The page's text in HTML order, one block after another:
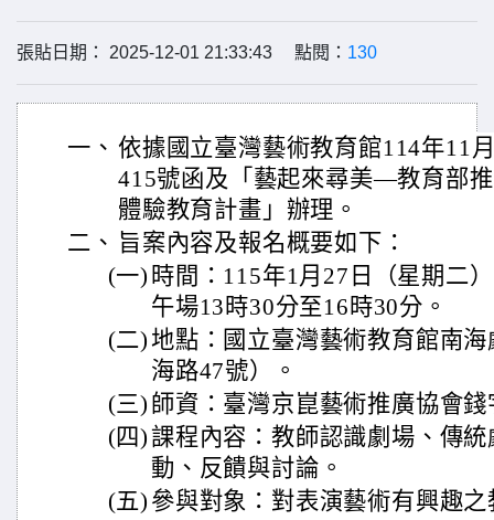
張貼日期： 2025-12-01 21:33:43 點閱： 130
一、 依據國立臺灣藝術教育館114年11
415號函及「藝起來尋美―教育部
體驗教育計畫」辦理。
二、 旨案內容及報名概要如下：
(一) 時間：115年1月27日（星期二
午場13時30分至16時30分。
(二)地點：國立臺灣藝術教育館南
海路47號）。
(三) 師資：臺灣京崑藝術推廣協會
(四)課程內容：教師認識劇場、傳
動、反饋與討論。
(五) 參與對象：對表演藝術有興趣之